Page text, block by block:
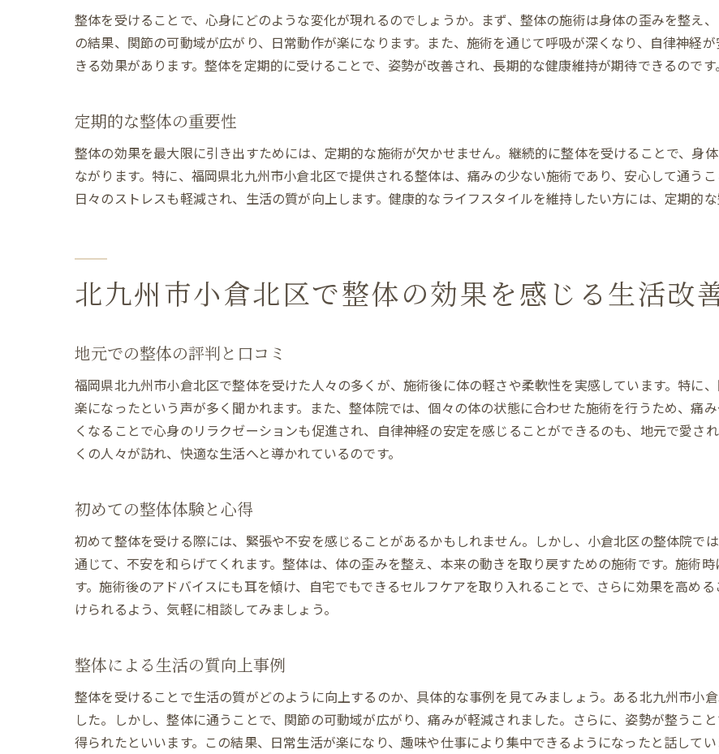
整体がもたらす生活の質向上の実例
整体による睡眠の質の改善
整体で体験する慢性痛の軽減
実例から学ぶ整体の効果
健康意識を高める整体の役割
整体を通じて新たな活力を得る方法
整体を活用したパフォーマンス向上法
整体を受けることで、心身にどのような変化が現れるのでしょうか。まず、整体の施術は身体の歪みを整え
の結果、関節の可動域が広がり、日常動作が楽になります。また、施術を通じて呼吸が深くなり、自律神経
きる効果があります。整体を定期的に受けることで、姿勢が改善され、長期的な健康維持が期待できるのです。
定期的な整体の重要性
整体の効果を最大限に引き出すためには、定期的な施術が欠かせません。継続的に整体を受けることで、身
ながります。特に、福岡県北九州市小倉北区で提供される整体は、痛みの少ない施術であり、安心して通う
日々のストレスも軽減され、生活の質が向上します。健康的なライフスタイルを維持したい方には、定期的
北九州市小倉北区で整体の効果を感じる生活改
地元での整体の評判と口コミ
福岡県北九州市小倉北区で整体を受けた人々の多くが、施術後に体の軽さや柔軟性を実感しています。特に
楽になったという声が多く聞かれます。また、整体院では、個々の体の状態に合わせた施術を行うため、痛
くなることで心身のリラクゼーションも促進され、自律神経の安定を感じることができるのも、地元で愛さ
くの人々が訪れ、快適な生活へと導かれているのです。
初めての整体体験と心得
初めて整体を受ける際には、緊張や不安を感じることがあるかもしれません。しかし、小倉北区の整体院で
通じて、不安を和らげてくれます。整体は、体の歪みを整え、本来の動きを取り戻すための施術です。施術
す。施術後のアドバイスにも耳を傾け、自宅でもできるセルフケアを取り入れることで、さらに効果を高め
けられるよう、気軽に相談してみましょう。
整体による生活の質向上事例
整体を受けることで生活の質がどのように向上するのか、具体的な事例を見てみましょう。ある北九州市小
した。しかし、整体に通うことで、関節の可動域が広がり、痛みが軽減されました。さらに、姿勢が整うこ
得られたといいます。この結果、日常生活が楽になり、趣味や仕事により集中できるようになったと話して